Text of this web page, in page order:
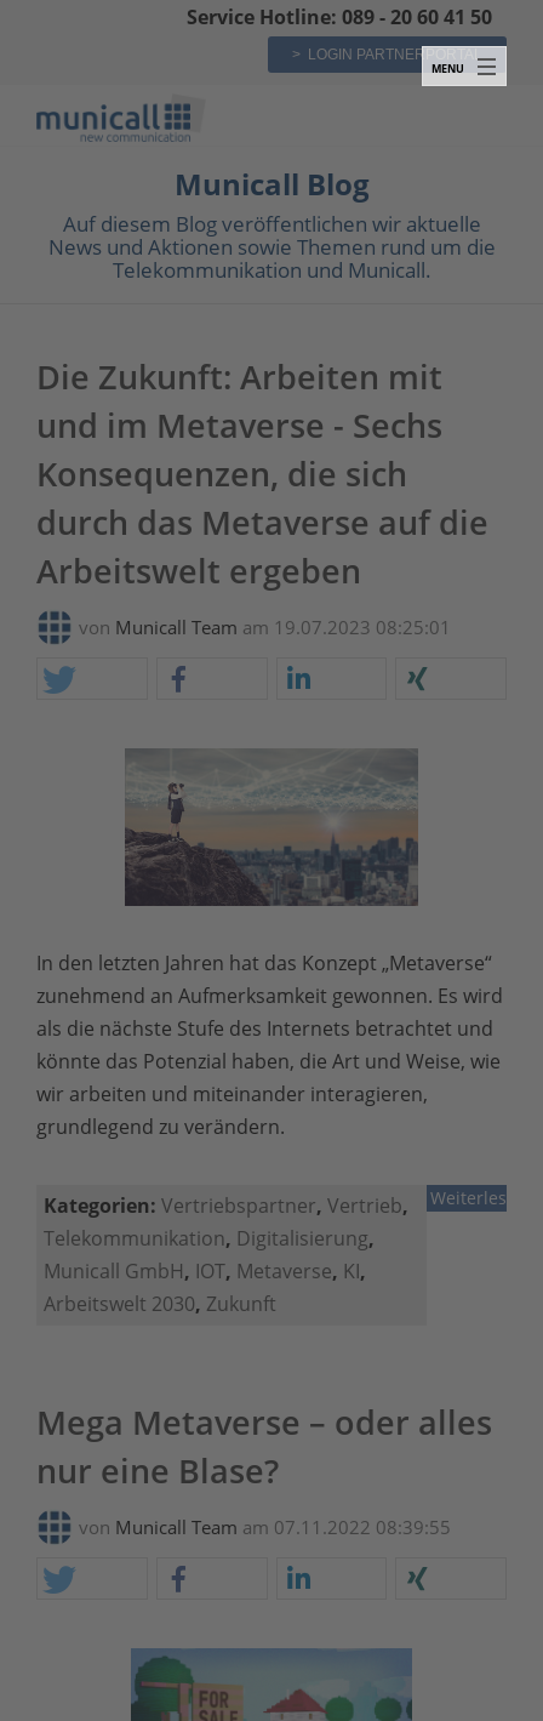
Service Hotline: 089 - 20 60 41 50
> LOGIN PARTNERPORTAL
Municall Blog
Auf diesem Blog veröffentlichen wir aktuelle
News und Aktionen sowie Themen rund um die
Telekommunikation und Municall.
Die Zukunft: Arbeiten mit
und im Metaverse - Sechs
Konsequenzen, die sich
durch das Metaverse auf die
Arbeitswelt ergeben
von Municall Team am 19.07.2023 08:25:01
In den letzten Jahren hat das Konzept „Metaverse“
zunehmend an Aufmerksamkeit gewonnen. Es wird
als die nächste Stufe des Internets betrachtet und
könnte das Potenzial haben, die Art und Weise, wie
wir arbeiten und miteinander interagieren,
grundlegend zu verändern.
Weiterlesen
Kategorien: Vertriebspartner, Vertrieb,
Telekommunikation, Digitalisierung,
Municall GmbH, IOT, Metaverse, KI,
Arbeitswelt 2030, Zukunft
Mega Metaverse – oder alles
nur eine Blase?
von Municall Team am 07.11.2022 08:39:55